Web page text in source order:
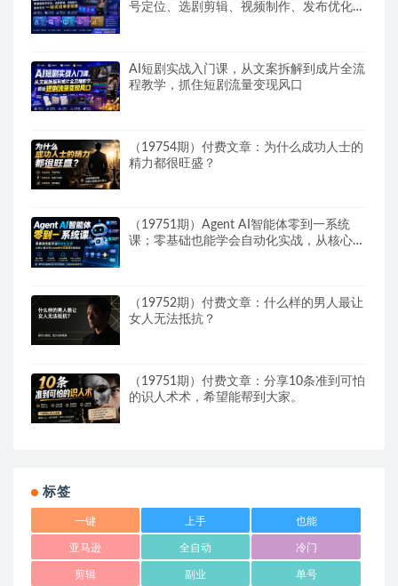
号定位、选剧剪辑、视频制作、发布优化一
AI短剧实战入门课，从文案拆解到成片全流
程教学，抓住短剧流量变现风口
（19754期）付费文章：为什么成功人士的
精力都很旺盛？
（19751期）Agent AI智能体零到一系统
课；零基础也能学会自动化实战，从核心概
（19752期）付费文章：什么样的男人最让
女人无法抵抗？
（19751期）付费文章：分享10条准到可怕
的识人术术，希望能帮到大家。
标签
一键 上手 也能
亚马逊 全自动 冷门
剪辑 副业 单号